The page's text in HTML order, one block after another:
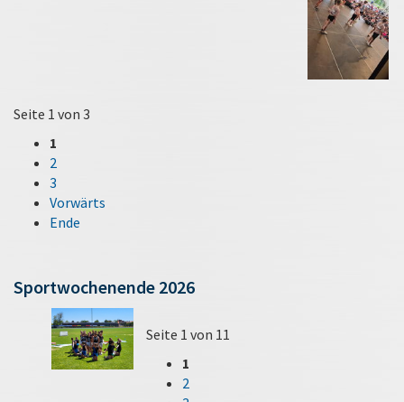
Seite 1 von 3
1
2
3
Vorwärts
Ende
Sportwochenende 2026
Seite 1 von 11
1
2